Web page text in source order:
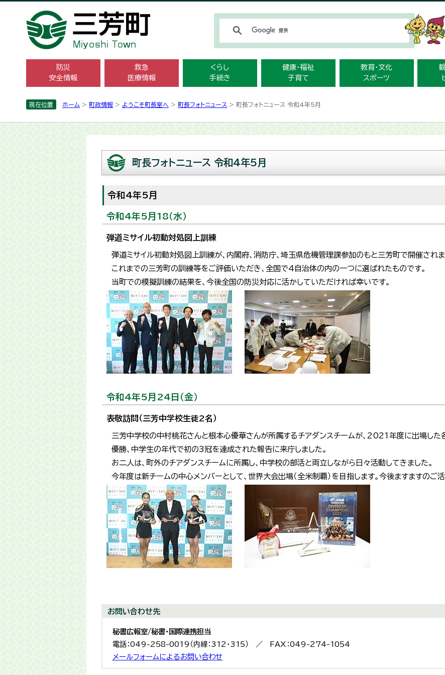
防災
安全情報
救急
医療情報
くらし
手続き
健康・福祉
子育て
教育・文化
スポーツ
現在位置 ホーム > 町政情報 > ようこそ町長室へ > 町長フォトニュース > 町長フォトニュース 令和4年5月
町長フォトニュース 令和4年5月
令和4年5月
令和4年5月18（水）
弾道ミサイル初動対処図上訓練
弾道ミサイル初動対処図上訓練が、内閣府、消防庁、埼玉県危機管理課参加のもと三芳町で開催されま
これまでの三芳町の訓練等をご評価いただき、全国で4自治体の内の一つに選ばれたものです。
当町での模擬訓練の結果を、今後全国の防災対応に活かしていただければ幸いです。
令和4年5月24日（金）
表敬訪問（三芳中学校生徒2名）
三芳中学校の中村桃花さんと根本心優華さんが所属するチアダンスチームが、2021年度に出場した
優勝、中学生の年代で初の3冠を達成された報告に来庁しました。
お二人は、町外のチアダンスチームに所属し、中学校の部活と両立しながら日々活動してきました。
今年度は新チームの中心メンバーとして、世界大会出場（全米制覇）を目指します。今後ますますのご
お問い合わせ先
秘書広報室/秘書・国際連携担当
電話：049-258-0019（内線：312・315） ／ FAX：049-274-1054
メールフォームによるお問い合わせ